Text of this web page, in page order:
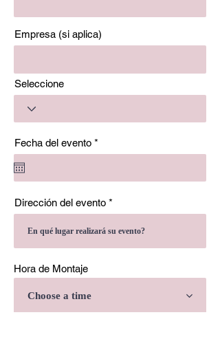
Empresa (si aplica)
Seleccione
Fecha del evento *
e
i
e
d
Dirección del evento
Hora de Montaje
Choose a time